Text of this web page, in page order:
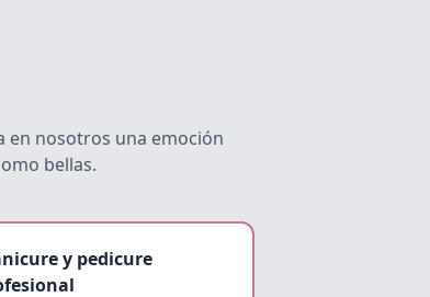
en nosotros una emoción
bellas.
y pedicure